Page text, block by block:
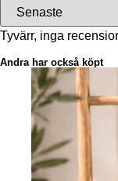
Tyvärr, inga
Andra har också köpt